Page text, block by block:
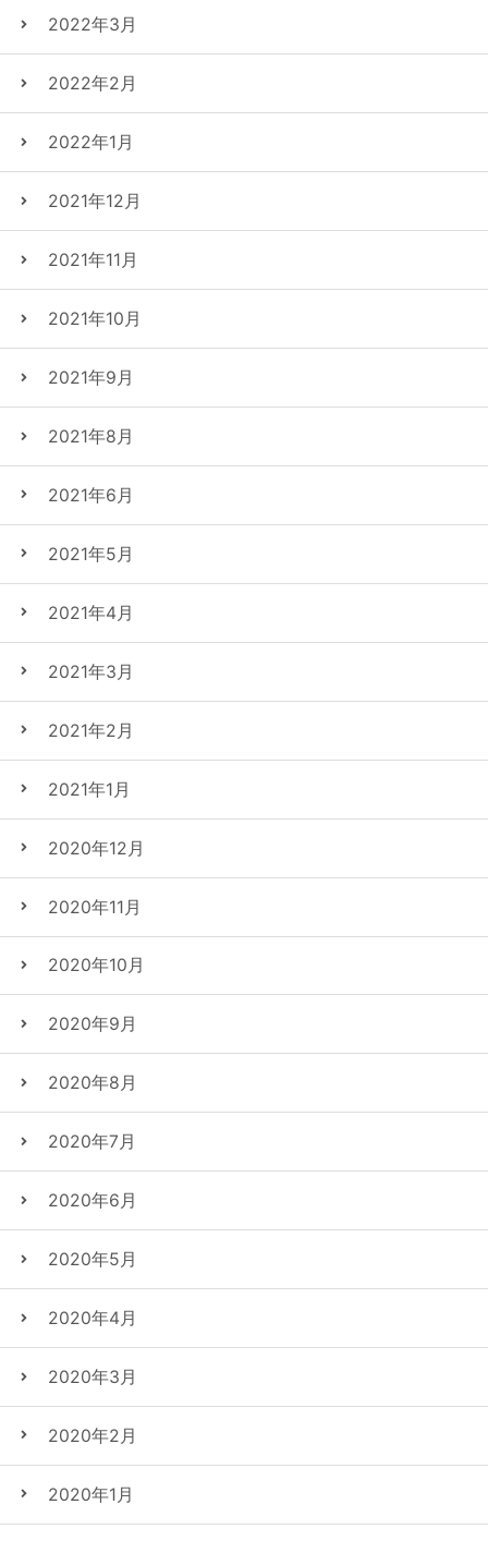
2022年3月
2022年2月
2022年1月
2021年12月
2021年11月
2021年10月
2021年9月
2021年8月
2021年6月
2021年5月
2021年4月
2021年3月
2021年2月
2021年1月
2020年12月
2020年11月
2020年10月
2020年9月
2020年8月
2020年7月
2020年6月
2020年5月
2020年4月
2020年3月
2020年2月
2020年1月